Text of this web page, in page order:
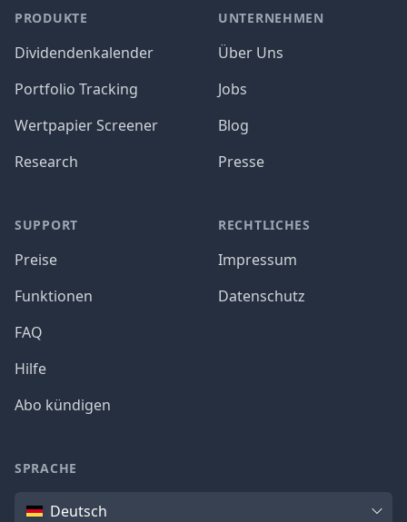
PRODUKTE
Dividendenkalender
Portfolio Tracking
Wertpapier Screener
Research
SUPPORT
Preise
Funktionen
FAQ
Hilfe
Abo kündigen
UNTERNEHMEN
Über Uns
Jobs
Blog
Presse
RECHTLICHES
Impressum
Datenschutz
SPRACHE
SpracheDeutsch